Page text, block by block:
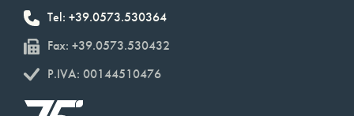
Tel: +39.0573.530364
Fax: +39.0573.530432
P.IVA: 00144510476